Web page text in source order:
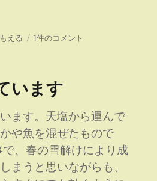
える
第
送
一
間
番
組
1件のコメント
います
ます。天塩から運んで
や魚を混ぜたもので
、春の雪解けにより成
まうと思いながらも、